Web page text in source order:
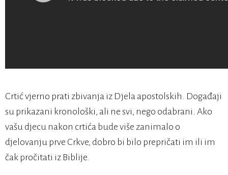
Crtić vjerno prati zbivanja iz Djela apostolskih. Događaji
su prikazani kronološki, ali ne svi, nego odabrani. Ako
vašu djecu nakon crtića bude više zanimalo o
djelovanju prve Crkve, dobro bi bilo prepričati im ili im
čak pročitati iz Biblije.